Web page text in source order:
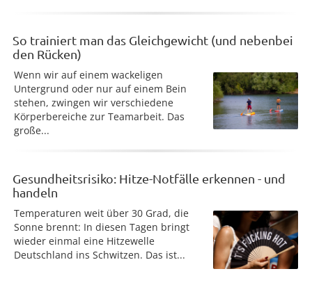
So trainiert man das Gleichgewicht (und nebenbei
den Rücken)
Wenn wir auf einem wackeligen
Untergrund oder nur auf einem Bein
stehen, zwingen wir verschiedene
Körperbereiche zur Teamarbeit. Das
große...
Gesundheitsrisiko: Hitze-Notfälle erkennen - und
handeln
Temperaturen weit über 30 Grad, die
Sonne brennt: In diesen Tagen bringt
wieder einmal eine Hitzewelle
Deutschland ins Schwitzen. Das ist...